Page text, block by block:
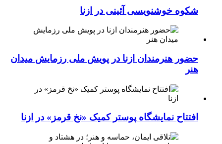
شکوه خوشنویسی آئینی در ازنا
حضور هنرمندان ازنا در پویش ملی رزمایش میدان
هنر
افتتاح نمایشگاه پوستر کمیک «نخ قرمز» در ازنا